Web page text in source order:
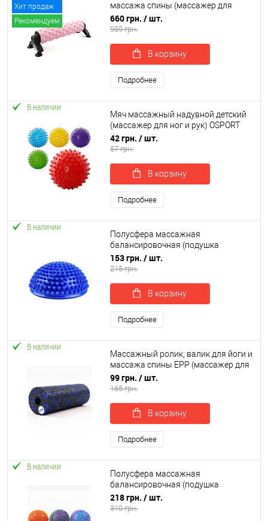
Хит продаж
Рекомендуем
массажа спины (массажер для
спины, шеи, ног) на подставке
OSPORT 45см (OF-0310)
660 грн. / шт.
959 грн.
В корзину
Подробнее
В наличии
Мяч массажный надувной детский
(массажер для ног и рук) OSPORT
13см (MS 0025)
42 грн. / шт.
57 грн.
В корзину
Подробнее
В наличии
Полусфера массажная
балансировочная (подушка
массажер для ног и стоп) OSPORT
(OF-0299)
153 грн. / шт.
215 грн.
В корзину
Подробнее
В наличии
Массажный ролик, валик для йоги и
массажа спины EPP (массажер для
спины, шеи, ног) OSPORT 15х5см
(OF-0322)
99 грн. / шт.
165 грн.
В корзину
Подробнее
В наличии
Полусфера массажная
балансировочная (подушка
массажер для ног и стоп) OSPORT
(MS 4193)
218 грн. / шт.
310 грн.